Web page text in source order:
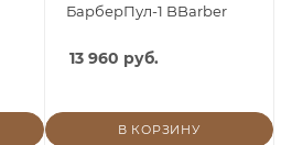
БарберПул-1 BBarber
13 960 руб.
В КОРЗИНУ